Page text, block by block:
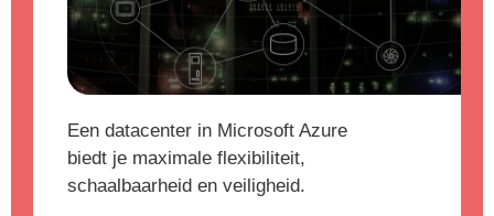
Een datacenter in Microsoft Azure
biedt je maximale flexibiliteit,
schaalbaarheid en veiligheid.